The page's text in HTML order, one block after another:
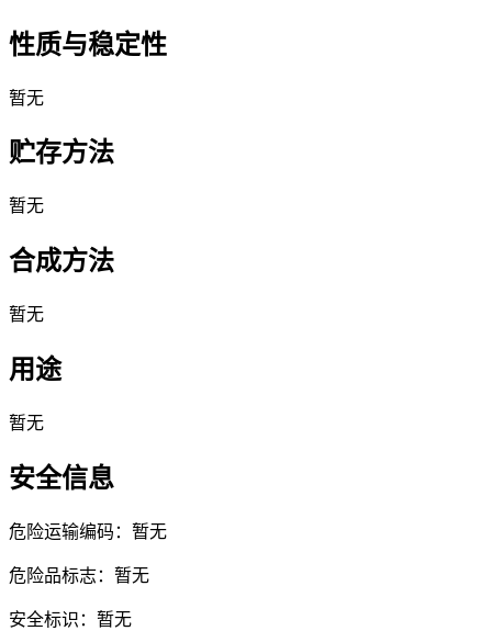
性质与稳定性
暂无
贮存方法
暂无
合成方法
暂无
用途
暂无
安全信息
危险运输编码：暂无
危险品标志：暂无
安全标识：暂无